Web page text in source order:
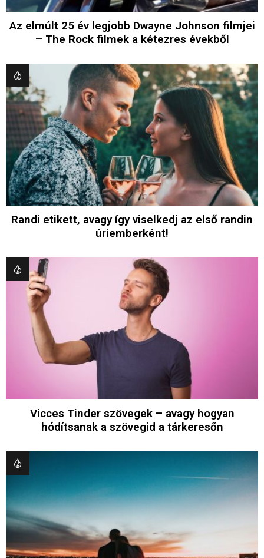
Az elmúlt 25 év legjobb Dwayne Johnson filmjei
– The Rock filmek a kétezres évekből
Randi etikett, avagy így viselkedj az első randin
úriemberként!
Vicces Tinder szövegek – avagy hogyan
hódítsanak a szövegid a tárkeresőn